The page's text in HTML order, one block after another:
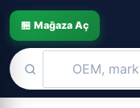
🏪 Mağaza Aç